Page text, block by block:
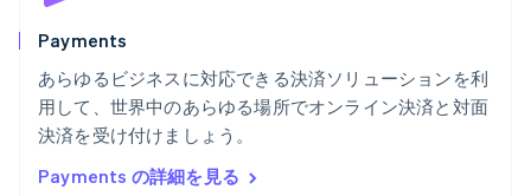
Payments
あらゆるビジネスに対応できる決済ソリューションを利
用して、世界中のあらゆる場所でオンライン決済と対面
決済を受け付けましょう。
Payments の詳細を見る
Nederlands
English
ポルトガル
PortuguêsEnglish
English